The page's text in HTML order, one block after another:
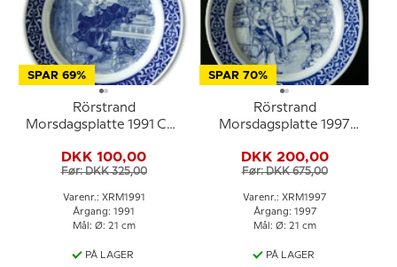
SPAR 69%
Rörstrand
Morsdagsplatte 1991 Carl
DKK 100,00
Før: DKK 325,00
Varenr.: XRM1991
Årgang: 1991
Mål: Ø: 21 cm
PÅ LAGER
SPAR 70%
Rörstrand
Morsdagsplatte 1997
DKK 200,00
Før: DKK 675,00
Varenr.: XRM1997
Årgang: 1997
Mål: Ø: 21 cm
PÅ LAGER